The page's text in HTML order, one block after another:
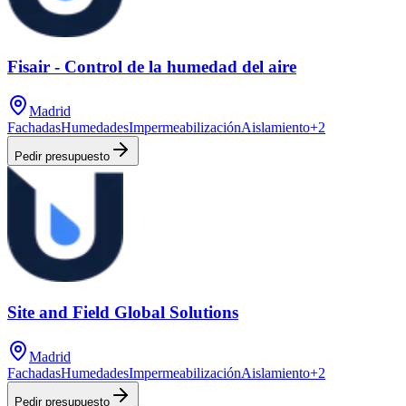
Fisair - Control de la humedad del aire
Madrid
FachadasHumedadesImpermeabilizaciónAislamiento+2
Pedir presupuesto
Site and Field Global Solutions
Madrid
FachadasHumedadesImpermeabilizaciónAislamiento+2
Pedir presupuesto